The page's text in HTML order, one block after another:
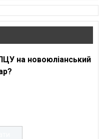
на новоюліанський